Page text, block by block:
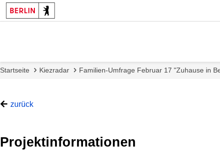
Startseite Kiezradar Familien-Umfrage Februar 17 "Zuhause in
zurück
Projektinformationen